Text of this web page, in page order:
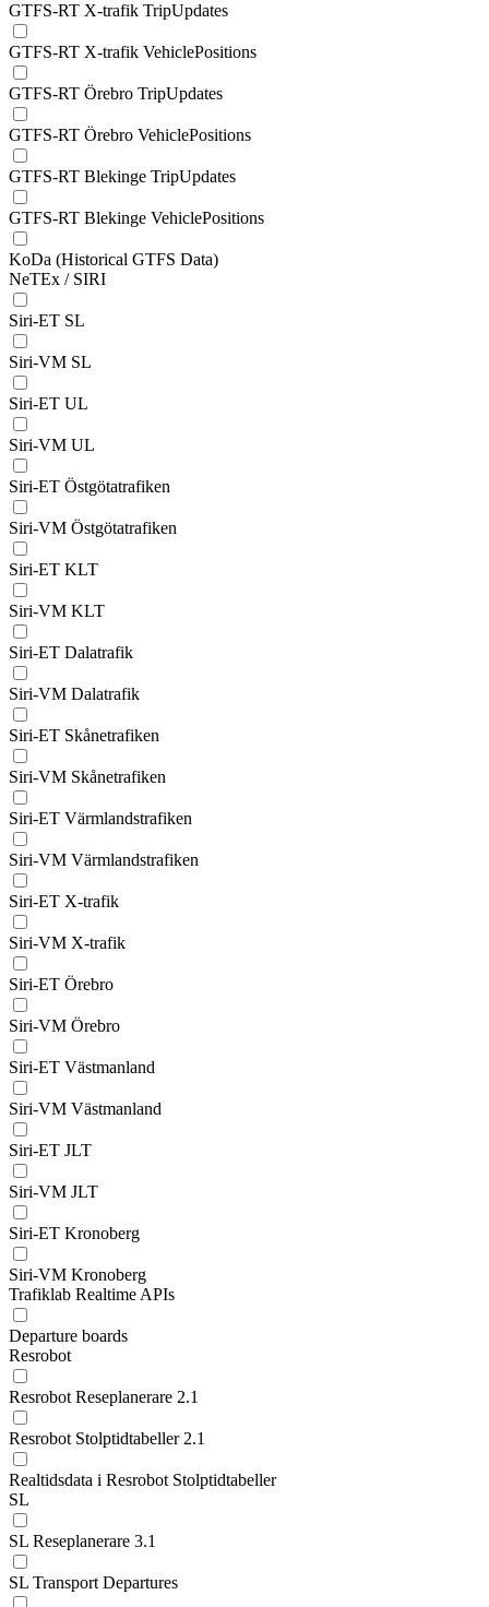
GTFS-RT X-trafik TripUpdates
GTFS-RT X-trafik VehiclePositions
GTFS-RT Örebro TripUpdates
GTFS-RT Örebro VehiclePositions
GTFS-RT Blekinge TripUpdates
GTFS-RT Blekinge VehiclePositions
KoDa (Historical GTFS Data)
NeTEx / SIRI
Siri-ET SL
Siri-VM SL
Siri-ET UL
Siri-VM UL
Siri-ET Östgötatrafiken
Siri-VM Östgötatrafiken
Siri-ET KLT
Siri-VM KLT
Siri-ET Dalatrafik
Siri-VM Dalatrafik
Siri-ET Skånetrafiken
Siri-VM Skånetrafiken
Siri-ET Värmlandstrafiken
Siri-VM Värmlandstrafiken
Siri-ET X-trafik
Siri-VM X-trafik
Siri-ET Örebro
Siri-VM Örebro
Siri-ET Västmanland
Siri-VM Västmanland
Siri-ET JLT
Siri-VM JLT
Siri-ET Kronoberg
Siri-VM Kronoberg
Trafiklab Realtime APIs
Departure boards
Resrobot
Resrobot Reseplanerare 2.1
Resrobot Stolptidtabeller 2.1
Realtidsdata i Resrobot Stolptidtabeller
SL
SL Reseplanerare 3.1
SL Transport Departures